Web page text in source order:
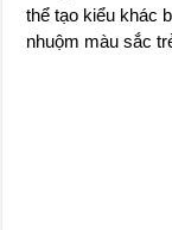
thể tạo kiểu khác
nhuộm màu sắc